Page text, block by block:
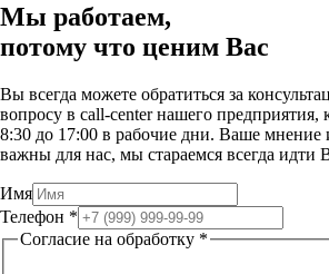
Мы работаем,
потому что ценим Вас
Вы всегда можете обратиться за
вопросу в call-center нашего предприятия,
8:30 до 17:00 в рабочие дни. Ваше
важны для нас, мы стараемся всегда идти
Имя
Телефон *
Согласие на обработку *